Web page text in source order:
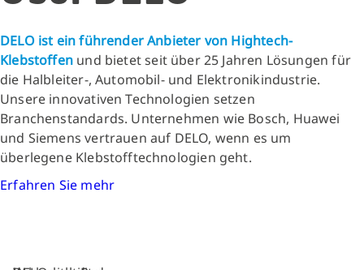
DELO ist ein führender Anbieter von Hightech-
Klebstoffenund bietet seit über 25 Jahren Lösungen für
die Halbleiter-, Automobil- und Elektronikindustrie.
Unsere innovativen Technologien setzen
Branchenstandards. Unternehmen wie Bosch, Huawei
und Siemens vertrauen auf DELO, wenn es um
überlegene Klebstofftechnologien geht.
Erfahren Sie mehr